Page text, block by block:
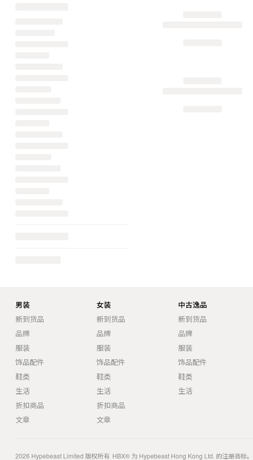
男装
新到货品
品牌
服装
饰品配件
鞋类
生活
折扣商品
文章
女装
新到货品
品牌
服装
饰品配件
鞋类
生活
折扣商品
文章
中古逸品
新到货品
品牌
服装
饰品配件
鞋类
生活
2026 Hypebeast Limited 版权所有 HBX® 为 Hypebeast Hong Kong Ltd. 的注册商标。